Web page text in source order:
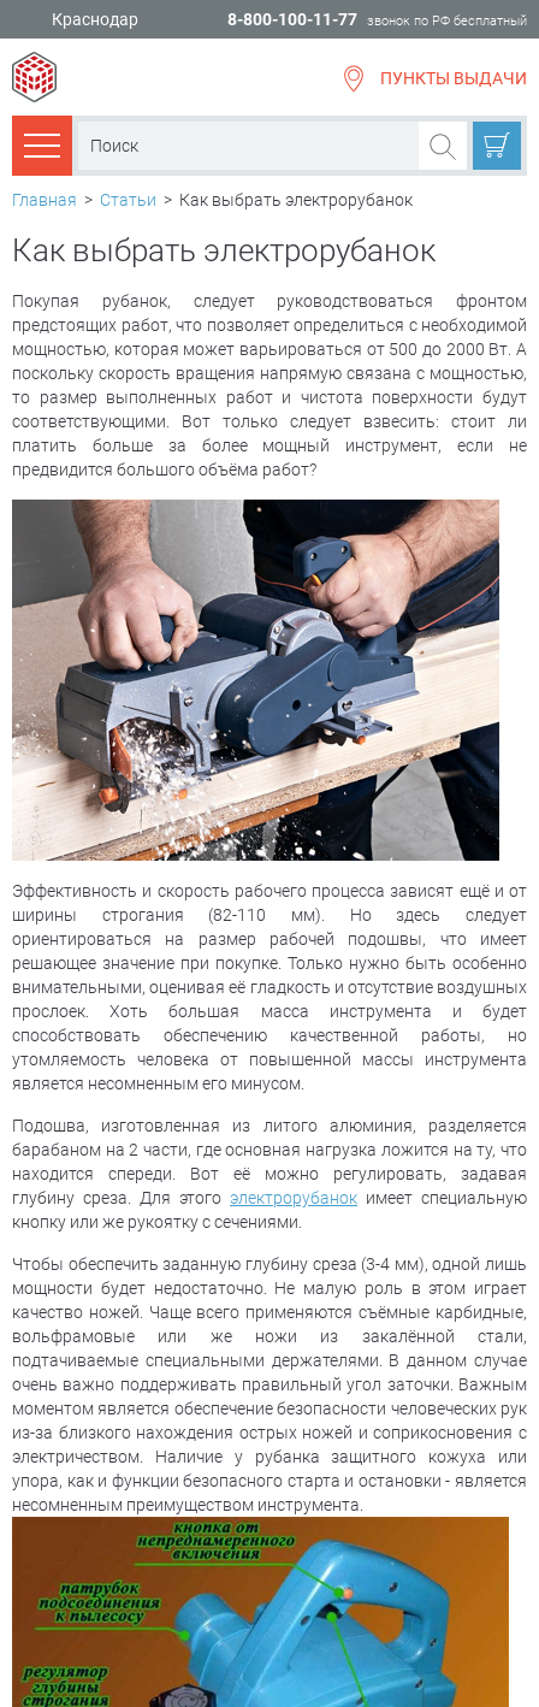
Краснодар 8-800-100-11-77 звонок по РФ бесплатный
ПУНКТЫ ВЫДАЧИ
Каталог товаров
Главная > Статьи > Как выбрать электрорубанок
Как выбрать электрорубанок
Покупая рубанок, следует руководствоваться фронтом
предстоящих работ, что позволяет определиться с необходимой
мощностью, которая может варьироваться от 500 до 2000 Вт. А
поскольку скорость вращения напрямую связана с мощностью,
то размер выполненных работ и чистота поверхности будут
соответствующими. Вот только следует взвесить: стоит ли
платить больше за более мощный инструмент, если не
предвидится большого объёма работ?
Эффективность и скорость рабочего процесса зависят ещё и от
ширины строгания (82-110 мм). Но здесь следует
ориентироваться на размер рабочей подошвы, что имеет
решающее значение при покупке. Только нужно быть особенно
внимательными, оценивая её гладкость и отсутствие воздушных
прослоек. Хоть большая масса инструмента и будет
способствовать обеспечению качественной работы, но
утомляемость человека от повышенной массы инструмента
является несомненным его минусом.
Подошва, изготовленная из литого алюминия, разделяется
барабаном на 2 части, где основная нагрузка ложится на ту, что
находится спереди. Вот её можно регулировать, задавая
глубину среза. Для этого электрорубанок имеет специальную
кнопку или же рукоятку с сечениями.
Чтобы обеспечить заданную глубину среза (3-4 мм), одной лишь
мощности будет недостаточно. Не малую роль в этом играет
качество ножей. Чаще всего применяются съёмные карбидные,
вольфрамовые или же ножи из закалённой стали,
подтачиваемые специальными держателями. В данном случае
очень важно поддерживать правильный угол заточки. Важным
моментом является обеспечение безопасности человеческих рук
из-за близкого нахождения острых ножей и соприкосновения с
электричеством. Наличие у рубанка защитного кожуха или
упора, как и функции безопасного старта и остановки - является
несомненным преимуществом инструмента.